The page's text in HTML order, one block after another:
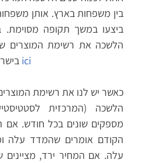
בין משפחות בארץ. אותן
ביצעו במשך תקופה
הלשכה את רשימת המוצרים
ici
כאשר יש לנו את רשימת
הלשכה (המרכזית
מספקים שונים בכל חודש.
הקודם אומרים שהמדד עלה
עלה. אם המחיר ירד, מציינים